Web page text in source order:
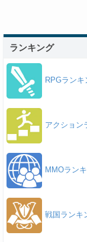
ランキング
RPGランキ
アクション
MMOラン
戦国ランキ